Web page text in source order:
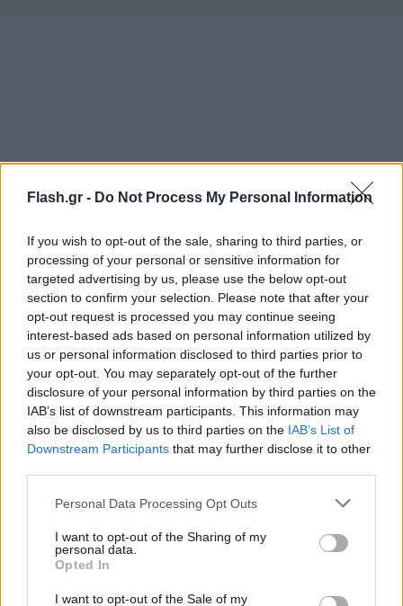
Flash.gr - Do Not Process My Personal Information
If you wish to opt-out of the sale, sharing to third parties, or
processing of your personal or sensitive information for
targeted advertising by us, please use the below opt-out
section to confirm your selection. Please note that after your
opt-out request is processed you may continue seeing
interest-based ads based on personal information utilized by
us or personal information disclosed to third parties prior to
your opt-out. You may separately opt-out of the further
disclosure of your personal information by third parties on the
IAB’s list of downstream participants. This information may
also be disclosed by us to third parties on the IAB’s List of
Downstream Participants that may further disclose it to other
Please note that this website/app uses one or more Google
not limited to your visit or usage behaviour. You may click to
grant or deny consent to Google and its third-party tags to
use your data for below specified purposes in below Google
consent section.
Personal Data Processing Opt Outs
I want to opt-out of the Sharing of my
personal data.
Opted In
I want to opt-out of the Sale of my